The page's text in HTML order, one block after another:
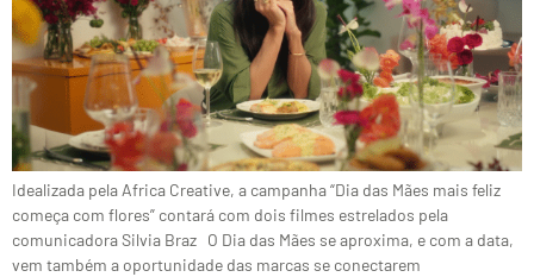
Idealizada pela Africa Creative, a campanha “Dia das Mães mais feliz
começa com flores” contará com dois filmes estrelados pela
comunicadora Silvia Braz O Dia das Mães se aproxima, e com a data,
vem também a oportunidade das marcas se conectarem